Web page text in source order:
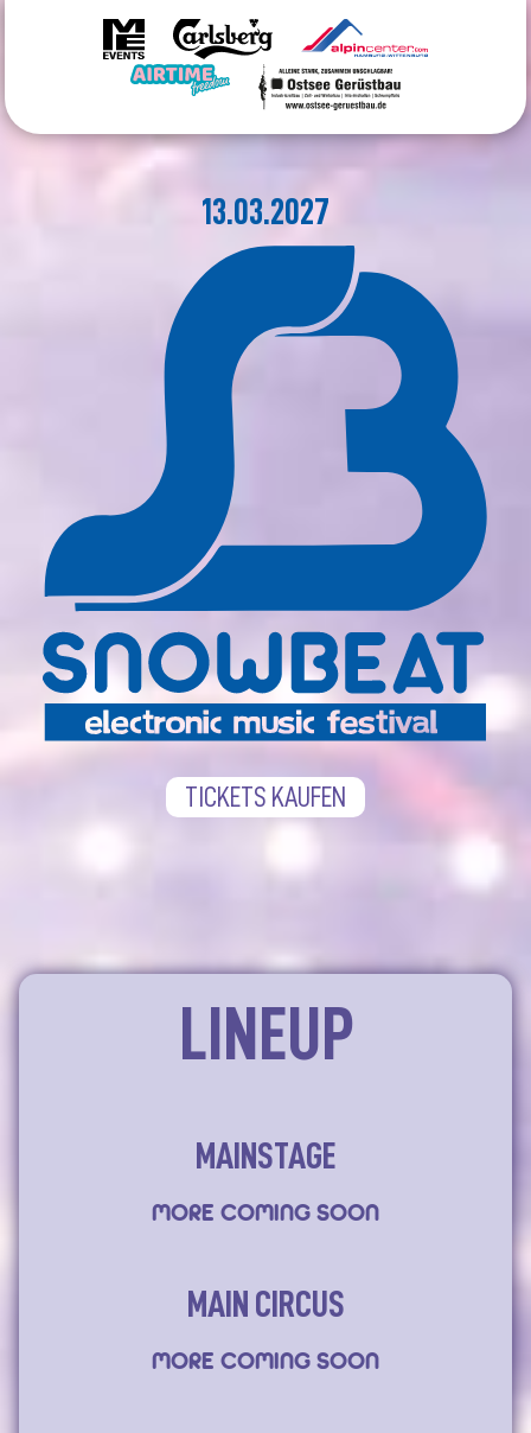
13.03.2027
TICKETS KAUFEN
LINEUP
MAINSTAGE
MORE COMING SOON
MAIN CIRCUS
MORE COMING SOON